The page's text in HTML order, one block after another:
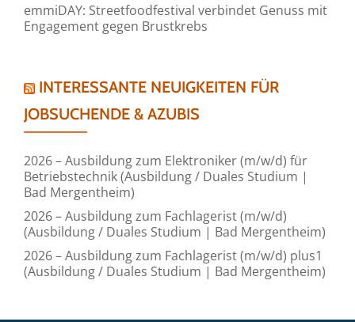
emmiDAY: Streetfoodfestival verbindet Genuss mit
Engagement gegen Brustkrebs
INTERESSANTE NEUIGKEITEN FÜR
JOBSUCHENDE & AZUBIS
2026 – Ausbildung zum Elektroniker (m/w/d) für
Betriebstechnik (Ausbildung / Duales Studium |
Bad Mergentheim)
2026 – Ausbildung zum Fachlagerist (m/w/d)
(Ausbildung / Duales Studium | Bad Mergentheim)
2026 – Ausbildung zum Fachlagerist (m/w/d) plus1
(Ausbildung / Duales Studium | Bad Mergentheim)